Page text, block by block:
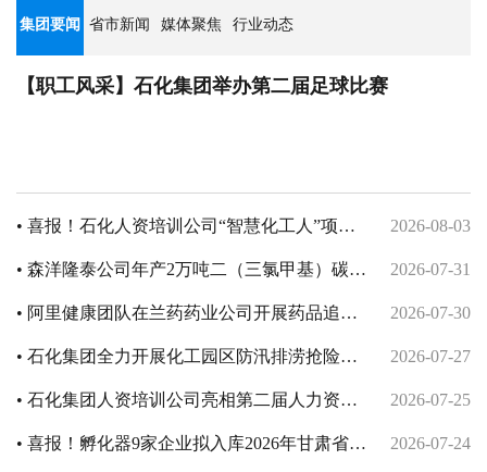
暨2026年工作会议
集团要闻 省市新闻 媒体聚焦 行业动态
【职工风采】石化集团举办第二届足球比赛
2026-08-03
• 喜报！石化人资培训公司“智慧化工人”项目
荣获“数据要素×”大赛甘肃分赛三等奖 2026-07-31
• 森洋隆泰公司年产2万吨二（三氯甲基）碳酸
酯项目顺利通过消防验收 2026-07-30
• 阿里健康团队在兰药药业公司开展药品追溯
平台技术指导 2026-07-27
• 石化集团全力开展化工园区防汛排涝抢险工
作 2026-07-25
• 石化集团人资培训公司亮相第二届人力资源
服务交易大会 2026-07-24
• 喜报！孵化器9家企业拟入库2026年甘肃省第